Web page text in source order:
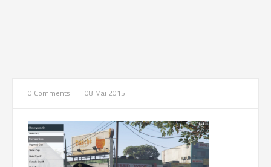
0 Comments | 08 Mai 2015